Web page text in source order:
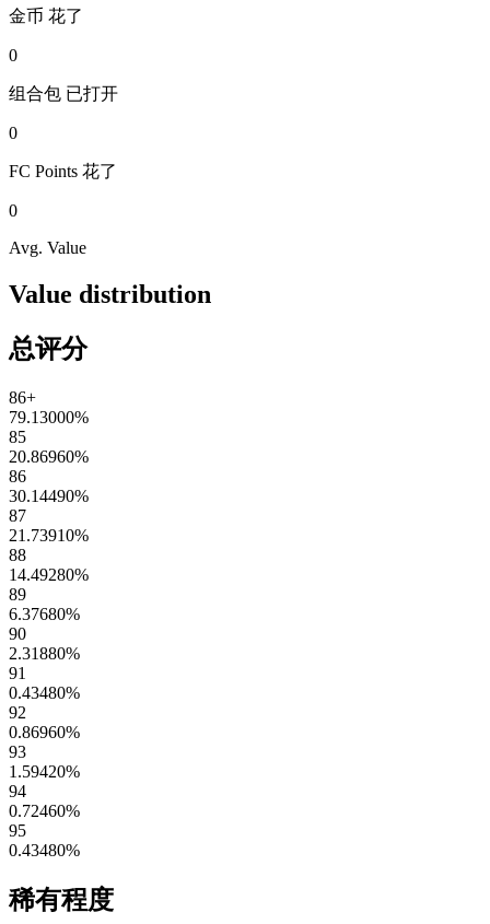
金币 花了
0
组合包 已打开
0
FC Points 花了
0
Avg. Value
Value distribution
总评分
86+
79.13000%
85
20.86960%
86
30.14490%
87
21.73910%
88
14.49280%
89
6.37680%
90
2.31880%
91
0.43480%
92
0.86960%
93
1.59420%
94
0.72460%
95
0.43480%
稀有程度